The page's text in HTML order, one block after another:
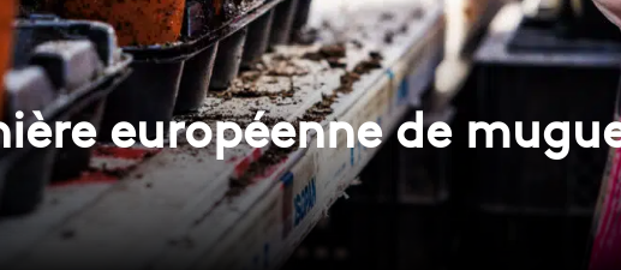
européenne de